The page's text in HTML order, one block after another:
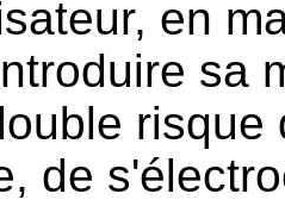
en
sa
de